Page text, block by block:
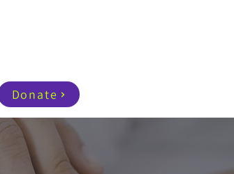
Donate